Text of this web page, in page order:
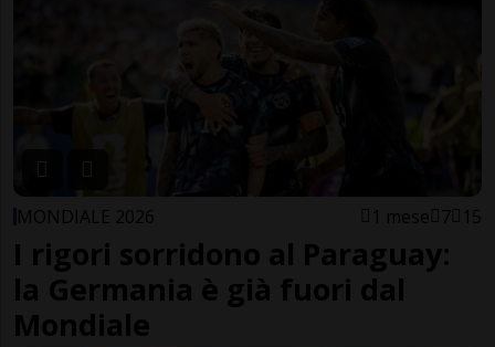
MONDIALE 2026 1 mese 7 15
I rigori sorridono al Paraguay:
la Germania è già fuori dal
Mondiale